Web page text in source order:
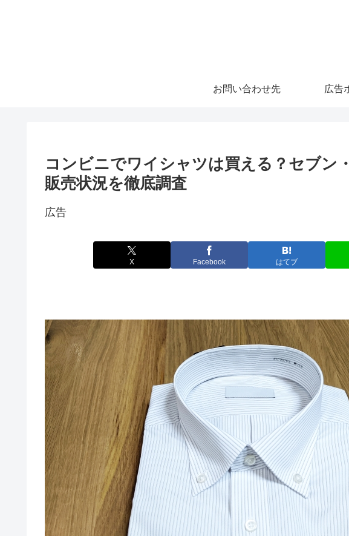
お問い合わせ先 広告
コンビニでワイシャツは買える？セブン
販売状況を徹底調査
広告
X Facebook はてブ